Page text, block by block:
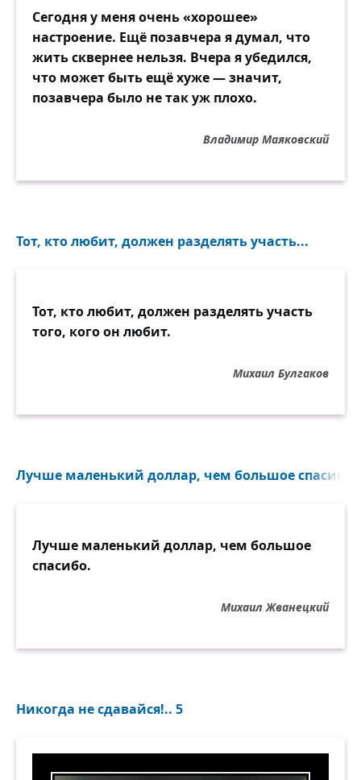
Сегодня у меня очень «хорошее»
настроение. Ещё позавчера я думал, что
жить сквернее нельзя. Вчера я убедился,
что может быть ещё хуже — значит,
позавчера было не так уж плохо.
Владимир Маяковский
Тот, кто любит, должен разделять участь...
Тот, кто любит, должен разделять участь
того, кого он любит.
Михаил Булгаков
Лучше маленький доллар, чем большое
Лучше маленький доллар, чем большое
спасибо.
Михаил Жванецкий
Никогда не сдавайся!.. 5